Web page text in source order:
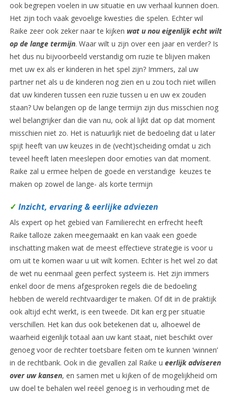
ook begrepen voelen in uw situatie en uw verhaal kunnen doen.
Het zijn toch vaak gevoelige kwesties die spelen. Echter wil
Raike zeer ook zeker naar te kijken wat u nou eigenlijk echt wilt
op de lange termijn. Waar wilt u zijn over een jaar en verder? Is
het dus nu bijvoorbeeld verstandig om ruzie te blijven maken
met uw ex als er kinderen in het spel zijn? Immers, zal uw
partner net als u de kinderen nog zien en u zou toch niet willen
dat uw kinderen tussen een ruzie tussen u en uw ex zouden
staan? Uw belangen op de lange termijn zijn dus misschien nog
wel belangrijker dan die van nu, ook al lijkt dat op dat moment
misschien niet zo. Het is natuurlijk niet de bedoeling dat u later
spijt heeft van uw keuzes in de (vecht)scheiding omdat u zich
teveel heeft laten meeslepen door emoties van dat moment.
Raike zal u ermee helpen de goede en verstandige keuzes te
maken op zowel de lange- als korte termijn
✓ Inzicht, ervaring & eerlijke adviezen
Als expert op het gebied van Familierecht en erfrecht heeft
Raike talloze zaken meegemaakt en kan vaak een goede
inschatting maken wat de meest effectieve strategie is voor u
om uit te komen waar u uit wilt komen. Echter is het wel zo dat
de wet nu eenmaal geen perfect systeem is. Het zijn immers
enkel door de mens afgesproken regels die de bedoeling
hebben de wereld rechtvaardiger te maken. Of dit in de praktijk
ook altijd echt werkt, is een tweede. Dit kan erg per situatie
verschillen. Het kan dus ook betekenen dat u, alhoewel de
waarheid eigenlijk totaal aan uw kant staat, niet beschikt over
genoeg voor de rechter toetsbare feiten om te kunnen ‘winnen’
in de rechtbank. Ook in die gevallen zal Raike u eerlijk adviseren
over uw kansen, en samen met u kijken of de mogelijkheid om
uw doel te behalen wel reëel genoeg is in verhouding met de